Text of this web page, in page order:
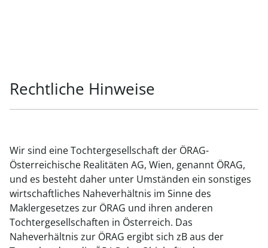
Rechtliche Hinweise
Wir sind eine Tochtergesellschaft der ÖRAG-
Österreichische Realitäten AG, Wien, genannt ÖRAG,
und es besteht daher unter Umständen ein sonstiges
wirtschaftliches Naheverhältnis im Sinne des
Maklergesetzes zur ÖRAG und ihren anderen
Tochtergesellschaften in Österreich. Das
Naheverhältnis zur ÖRAG ergibt sich zB aus der